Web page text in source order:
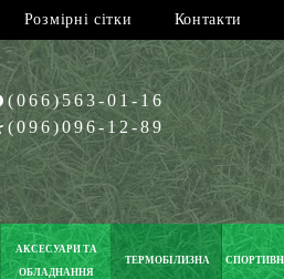
Розмірні сітки Контакти
(066)563-01-16
(096)096-12-89
АКСЕСУАРИ ТА
ОБЛАДНАННЯ
ТЕРМОБІЛИЗНА